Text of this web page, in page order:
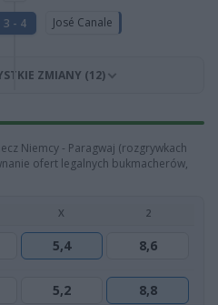
3 - 4 José Canale
ZMIANY (12)
Niemcy - Paragwaj (rozgrywkach
ofert legalnych bukmacherów,
X 2
5,4 8,6
5,2 8,8